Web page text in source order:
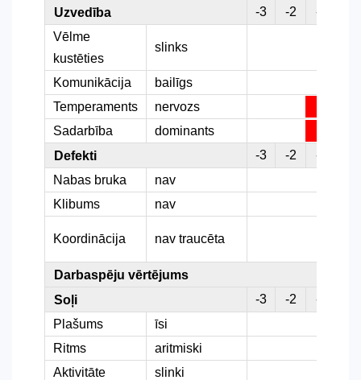
Uzvedība -3 -2 -1
Vēlme
kustēties
slinks
Komunikācija
bailīgs
Temperaments
nervozs
Sadarbība
dominants
Defekti
-3 -2 -1
Nabas bruka
nav
Klibums
nav
Koordinācija nav traucēta
Darbaspēju vērtējums
Soļi
-3 -2 -1
Plašums
īsi
Ritms
aritmiski
Aktivitāte
slinki